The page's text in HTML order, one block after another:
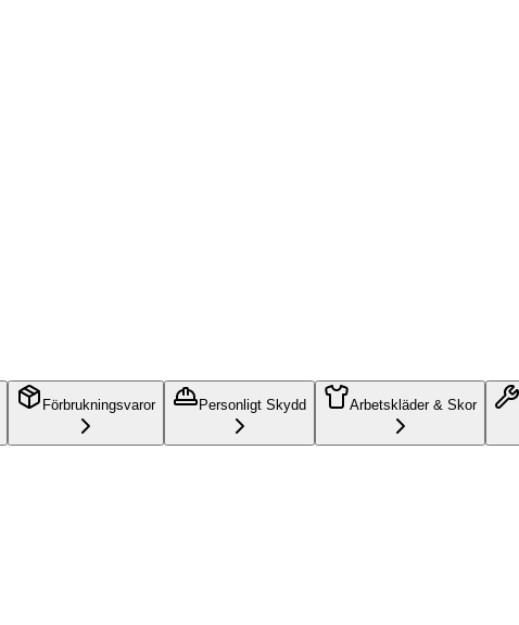
Förbrukningsvaror Personligt Skydd Arbetskläder & Skor